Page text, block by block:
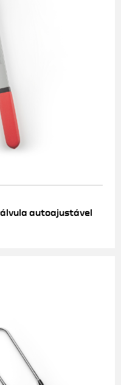
autoajustável